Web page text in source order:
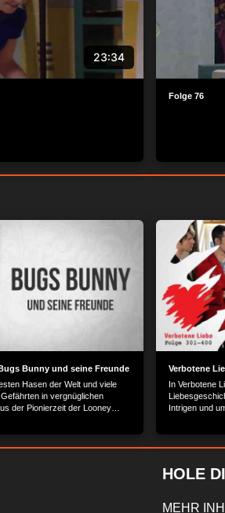
23:34
Folge 76
Bunny und seine Freunde
Hasen der Welt und viele
in vergnüglichen
der Pionierzeit der Looney
Verbotene
In Verbotene
Intrigen und
HOLE
MEHR